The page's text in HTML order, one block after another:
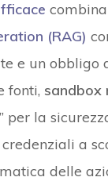
(RAG)
e un obbligo
fonti, sandbox
per la
a
delle